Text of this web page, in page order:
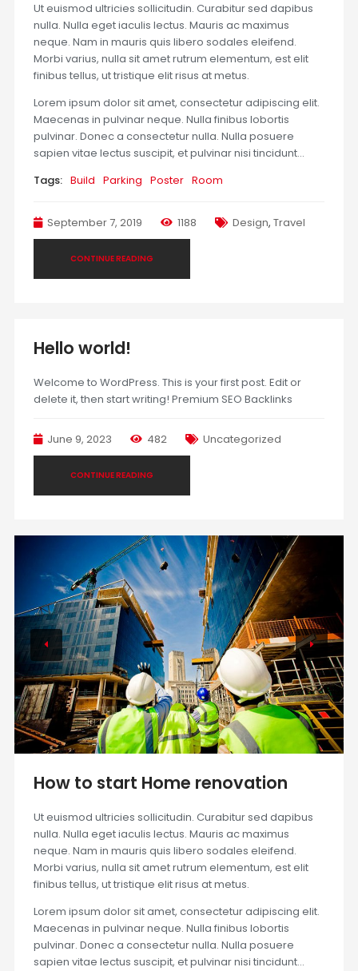
Ut euismod ultricies sollicitudin. Curabitur sed dapibus
nulla. Nulla eget iaculis lectus. Mauris ac maximus
neque. Nam in mauris quis libero sodales eleifend.
Morbi varius, nulla sit amet rutrum elementum, est elit
finibus tellus, ut tristique elit risus at metus.
Lorem ipsum dolor sit amet, consectetur adipiscing elit.
Maecenas in pulvinar neque. Nulla finibus lobortis
pulvinar. Donec a consectetur nulla. Nulla posuere
sapien vitae lectus suscipit, et pulvinar nisi tincidunt…
Tags: Build Parking Poster Room
September 7, 2019 1188 Design, Travel
CONTINUE READING
Hello world!
Welcome to WordPress. This is your first post. Edit or
delete it, then start writing! Premium SEO Backlinks
June 9, 2023 482 Uncategorized
CONTINUE READING
How to start Home renovation
Ut euismod ultricies sollicitudin. Curabitur sed dapibus
nulla. Nulla eget iaculis lectus. Mauris ac maximus
neque. Nam in mauris quis libero sodales eleifend.
Morbi varius, nulla sit amet rutrum elementum, est elit
finibus tellus, ut tristique elit risus at metus.
Lorem ipsum dolor sit amet, consectetur adipiscing elit.
Maecenas in pulvinar neque. Nulla finibus lobortis
pulvinar. Donec a consectetur nulla. Nulla posuere
sapien vitae lectus suscipit, et pulvinar nisi tincidunt…